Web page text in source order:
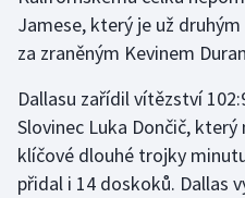
Jamese, který je už
za zraněným Kevinem
Dallasu zařídil vítězství
Slovinec Luka Dončič,
klíčové dlouhé trojky
přidal i 14 doskoků. Dallas